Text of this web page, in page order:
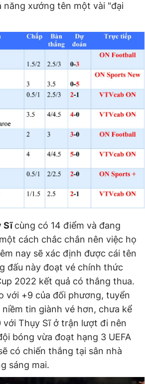
0908 780 404
RSS Tòa soạn Chính sách bảo
Ngọc Toàn
trực: Hải Thành
Hiếu Dũng
Việt Hưng
Đức Trung
110/GP - BTTTT cấp ngày 24.3.2020
thuộc về Báo Thanh Niên. Cấm sao
nếu không có sự chấp thuận bằng văn
năng xướng tên một vài "đại
Sĩcùng có 14 điểm và đang
cách chắc chắn nên việc họ
nay sẽ xác định được cái tên
đấu này đoạt vé chính thức
2022 kết quả có thắng thua.
với +9 của đối phương, tuyển
tin giành vé hơn, chưa kể
với Thụy Sĩ ở trận lượt đi nên
bóng vừa đoạt hạng 3 UEFA
có chiến thắng tại sân nhà
sáng mai.